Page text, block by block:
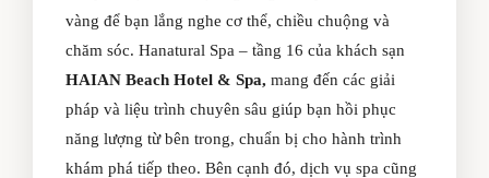
vàng để bạn lắng nghe cơ thể, chiều chuộng và
chăm sóc. Hanatural Spa – tầng 16 của khách sạn
HAIAN Beach Hotel & Spa, mang đến các giải
pháp và liệu trình chuyên sâu giúp bạn hồi phục
năng lượng từ bên trong, chuẩn bị cho hành trình
khám phá tiếp theo. Bên cạnh đó, dịch vụ spa cũng